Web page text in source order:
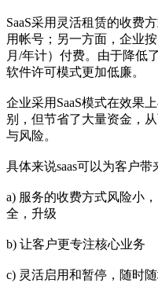
SaaS采用灵活租赁的收费
用帐号；另一方面，企业
月/年计）付费。由于降低
软件许可模式更加低廉。
企业采用SaaS模式在效果
别，但节省了大量资金，
与风险。
具体来说saas可以为客户带
a) 服务的收费方式风险小
全，升级
b) 让客户更专注核心业务
c) 灵活启用和暂停，随时